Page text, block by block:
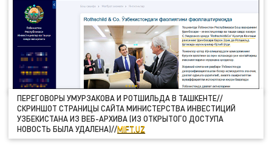
ПЕРЕГОВОРЫ УМУРЗАКОВА И РОТШИЛЬДА В ТАШКЕНТЕ//
СКРИНШОТ СТРАНИЦЫ САЙТА МИНИСТЕРСТВА ИНВЕСТИЦИЙ
УЗБЕКИСТАНА ИЗ ВЕБ-АРХИВА (ИЗ ОТКРЫТОГО ДОСТУПА
НОВОСТЬ БЫЛА УДАЛЕНА)//MIFT.UZ